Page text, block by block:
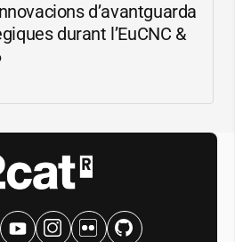
d’avantguarda
durant l’EuCNC &